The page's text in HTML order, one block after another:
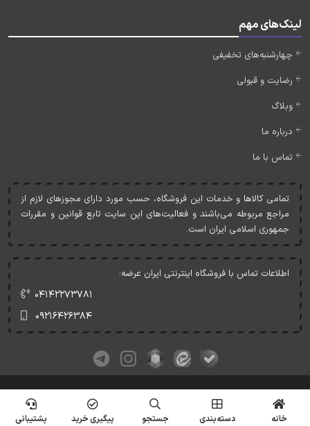
لینک‌های مهم
چهارشنبه‌های تخفیفی
رضایت و قبولی
وبلاگ
درباره ما
تماس با ما
تمامی کالاها و خدمات اين فروشگاه، حسب مورد دارای مجوزهای لازم از
مراجع مربوطه می‌باشند و فعاليت‌های اين سايت تابع قوانين و مقررات
جمهوری اسلامی ايران است.
اطلاعات تماس با فروشگاه اینترنتی ایران عرضه:
۰۴۱۴۲۲۷۳۷۸۱
۰۹۲۱۶۴۲۶۳۸۴
کلیه حقوق این وبسایت متعلق به ایران عرضه می‌باشد.
© Copyrights - IranArze.ir - 1405
خانه دسته‌بندی جستجو پیگیری خرید پشتیبانی